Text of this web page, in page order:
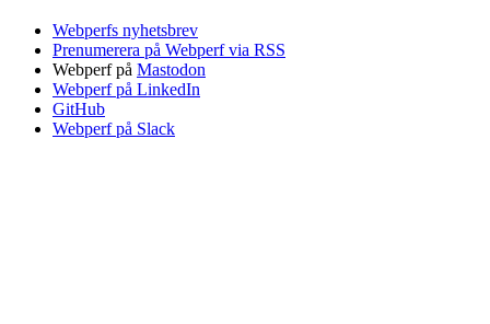
Webperfs nyhetsbrev
Prenumerera på Webperf via RSS
Webperf på Mastodon
Webperf på LinkedIn
GitHub
Webperf på Slack